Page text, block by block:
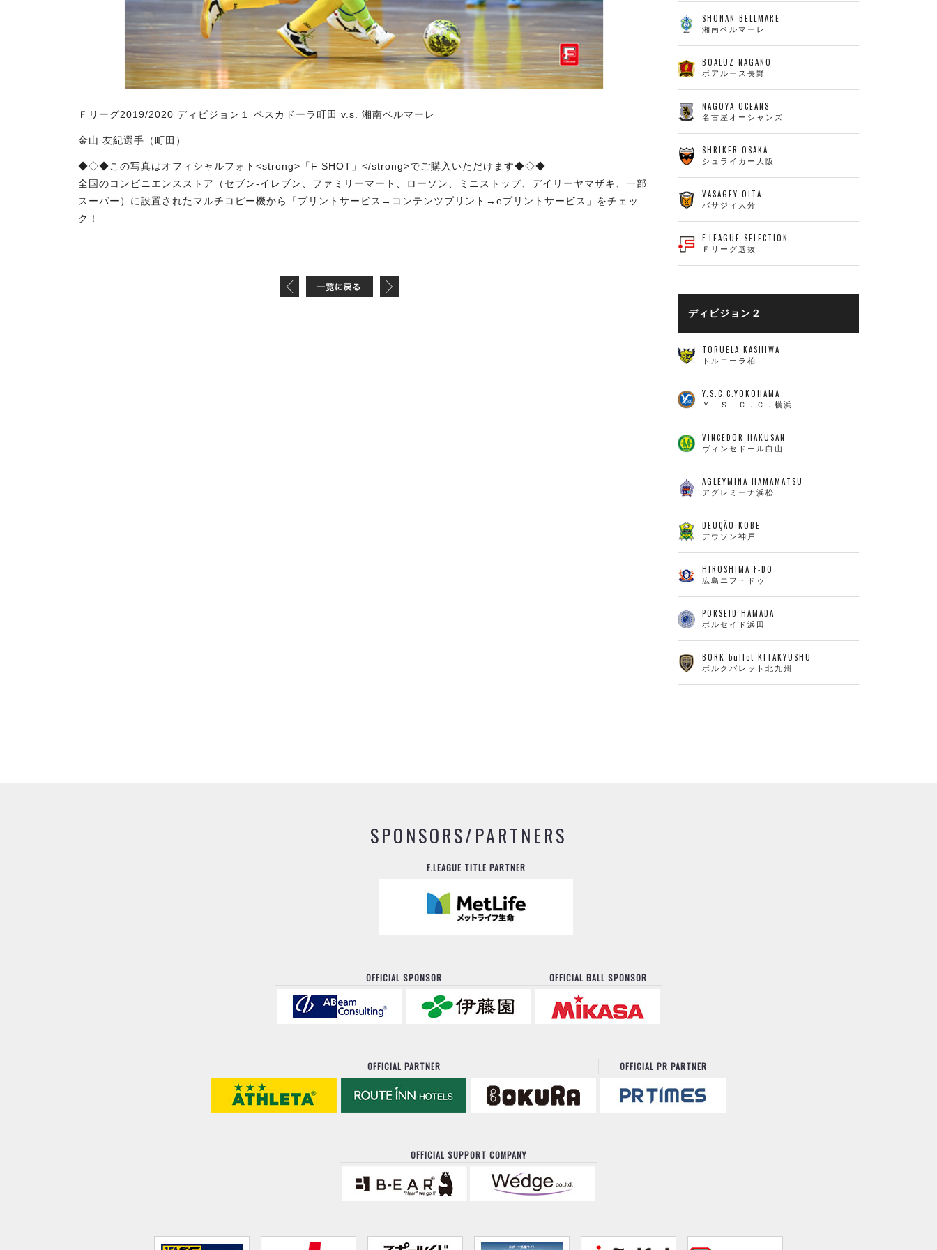
Ｆリーグ2019/2020 ディビジョン１ ペスカドーラ町田 v.s. 湘南ベルマーレ
金山 友紀選手（町田）
◆◇◆この写真はオフィシャルフォト<strong>「F SHOT」</strong>でご購入いただけます◆◇◆
全国のコンビニエンスストア（セブン-イレブン、ファミリーマート、ローソン、ミニストップ、デイリーヤマザキ、一部
スーパー）に設置されたマルチコピー機から「プリントサービス→コンテンツプリント→eプリントサービス」をチェッ
ク！
SHONAN BELLMARE
湘南ベルマーレ
BOALUZ NAGANO
ボアルース長野
NAGOYA OCEANS
名古屋オーシャンズ
SHRIKER OSAKA
シュライカー大阪
VASAGEY OITA
バサジィ大分
F.LEAGUE SELECTION
Ｆリーグ選抜
ディビジョン２
TORUELA KASHIWA
トルエーラ柏
Y.S.C.C.YOKOHAMA
Ｙ．Ｓ．Ｃ．Ｃ．横浜
VINCEDOR HAKUSAN
ヴィンセドール白山
AGLEYMINA HAMAMATSU
アグレミーナ浜松
DEUÇÃO KOBE
デウソン神戸
HIROSHIMA F-DO
広島エフ・ドゥ
PORSEID HAMADA
ポルセイド浜田
BORK bullet KITAKYUSHU
ボルクバレット北九州
SPONSORS/PARTNERS
F.LEAGUE TITLE PARTNER
OFFICIAL SPONSOR OFFICIAL BALL SPONSOR
OFFICIAL PARTNER OFFICIAL PR PARTNER
OFFICIAL SUPPORT COMPANY